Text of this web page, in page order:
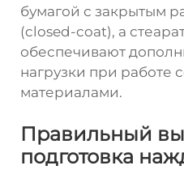
бумагой с закрытым
(closed-coat), а
обеспечивают
нагрузки при работе
материалами.
Правильный
подготовка